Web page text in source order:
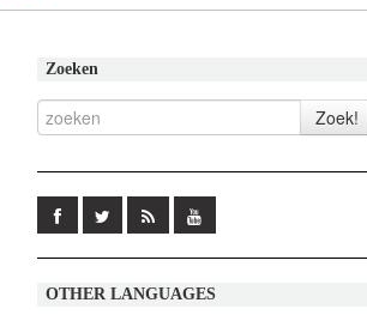
Zoeken
OTHER LANGUAGES